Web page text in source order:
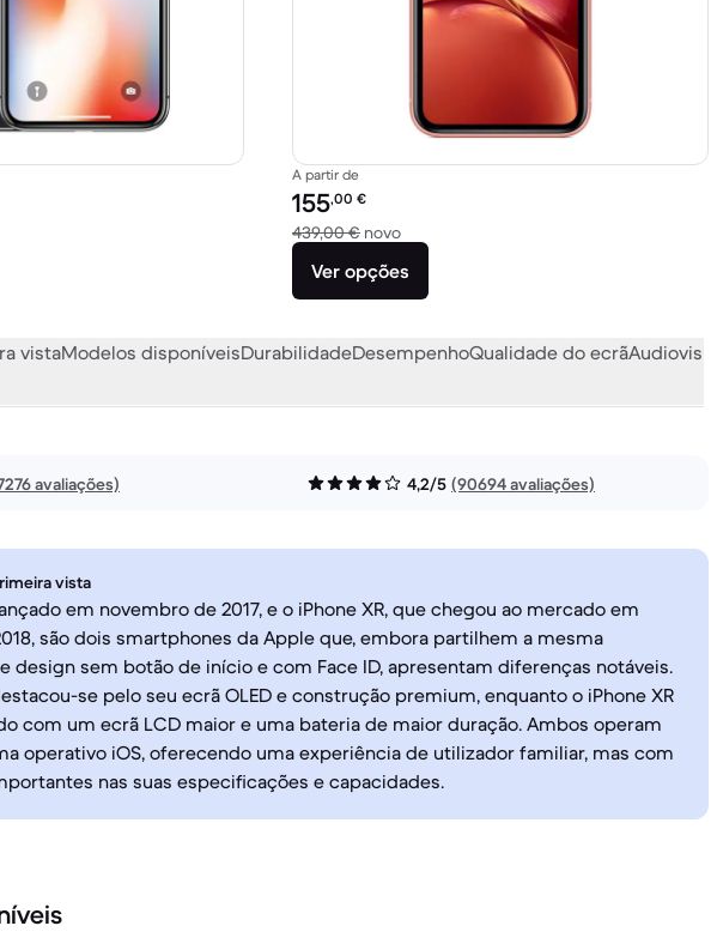
€ novo
A partir de
Preço recondicionado:
155,00 €
439,00 € novoVersus 439,00 € novo
Ver opções
vistaModelos disponíveisDurabilidadeDesempenhoQualidade do ecrãAudiovisual
avaliações) 4,2/5 (90694 avaliações)
vista
em novembro de 2017, e o iPhone XR, que chegou ao mercado em
são dois smartphones da Apple que, embora partilhem a mesma
design sem botão de início e com Face ID, apresentam diferenças notáveis.
se pelo seu ecrã OLED e construção premium, enquanto o iPhone XR
com um ecrã LCD maior e uma bateria de maior duração. Ambos operam
operativo iOS, oferecendo uma experiência de utilizador familiar, mas com
nas suas especificações e capacidades.